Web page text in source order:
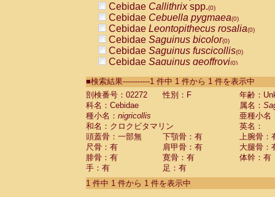
Cebidae Callithrixspp.(0)
Cebidae Cebuella pygmaea(0)
Cebidae Leontopithecus rosalia(0)
Cebidae Saguinus bicolor(0)
Cebidae Saguinus fuscicollis(0)
Cebidae Saguinus geoffroyi(0)
CebidaeSaguinus labiatus(0)
Cebidae Saguinus leucopus (0)
Cebidae
CebidaeSaguinus mystax
CebidaeSaguinus nigricollis (1)
Cebidae Saguinus oedipus
Cebidae Saguinus weddelli
Cebidae Saguinusspp.
Cebidae Aotus trivirgatus
Cebidae Cebus albifrons
■検索結果-----------1 件中 1 件から 1 件を表示中
剖検番号：02272
性別：F
年齢：
科名：Cebidae
属名：
種小名： nigricollis
亜種小名
和名：クロクビタマリン
英名：
頭蓋骨：一部無
下顎骨：有
上腕骨：
尺骨：有
肩甲骨：有
大腿骨：
腓骨：有
寛骨：有
体幹：有
手：有
足：有
1 件中 1 件から 1 件を表示中